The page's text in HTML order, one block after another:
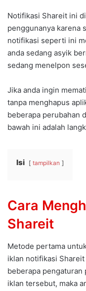
Notifikasi Shareit ini
penggunanya karena
notifikasi seperti ini
anda sedang asyik
sedang menelpon
Jika anda ingin
tanpa menghapus
beberapa perubahan
bawah ini adalah
Isi tampilkan
Cara
Shareit
Metode pertama
iklan notifikasi
beberapa pengaturan
iklan tersebut, maka